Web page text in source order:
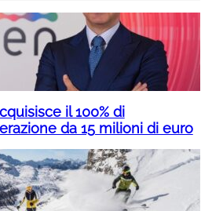
il 100% di
da 15 milioni di euro